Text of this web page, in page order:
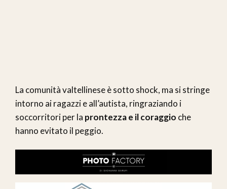
La comunità valtellinese è sotto shock, ma si stringe
intorno ai ragazzi e all’autista, ringraziando i
soccorritori per la prontezza e il coraggio che
hanno evitato il peggio.